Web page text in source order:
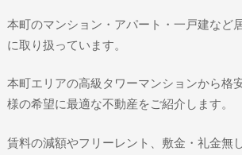
本町のマンション・アパート・一戸建など
に取り扱っています。
本町エリアの高級タワーマンションから格
様の希望に最適な不動産をご紹介します。
賃料の減額やフリーレント、敷金・礼金無